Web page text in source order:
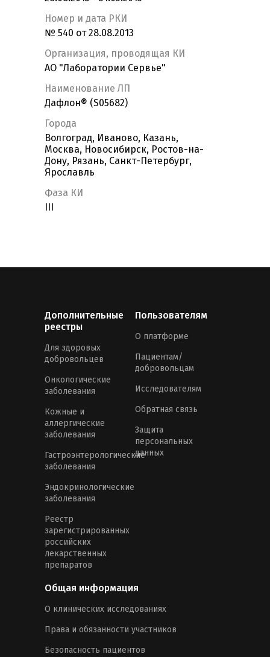
Номер и дата РКИ
№ 540 от 28.08.2013
Организация, проводящая КИ
АО "Лаборатории Сервье"
Наименование ЛП
Дафлон® (S05682)
Города
Волгоград, Иваново, Казань,
Москва, Новосибирск, Ростов-на-
Дону, Рязань, Санкт-Петербург,
Ярославль
Фаза КИ
Дополнительные
реестры
Для здоровых
добровольцев
Онкологические
заболевания
Кожные и
аллергические
заболевания
Гастроэнтерологические
заболевания
Эндокринологические
заболевания
Реестр
зарегистрированных
российских
лекарственных
препаратов
Пользователям
О платформе
Пациентам/
добровольцам
Исследователям
Обратная связь
Защита
персональных
данных
Общая информация
О клинических исследованиях
Права и обязанности участников
Безопасность пациентов